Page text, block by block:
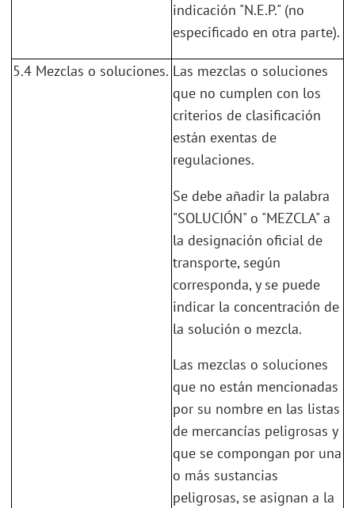
indicación "N.E.P." (no
especificado en otra parte).
5.4 Mezclas o soluciones. Las mezclas o soluciones
que no cumplen con los
criterios de clasificación
están exentas de
regulaciones.
Se debe añadir la palabra
"SOLUCIÓN" o "MEZCLA" a
la designación oficial de
transporte, según
corresponda, y se puede
indicar la concentración de
la solución o mezcla.
Las mezclas o soluciones
que no están mencionadas
por su nombre en las listas
de mercancías peligrosas y
que se compongan por una
o más sustancias
peligrosas, se asignan a la